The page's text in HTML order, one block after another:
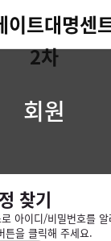
이트대명센
2차
회원
찾기
아이디/비밀번호를
을 클릭해 주세요.